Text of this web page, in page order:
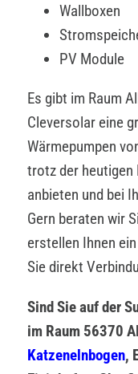
Wallboxen
PV Module
Es gibt im Raum
Cleversolar eine
Wärmepumpen
trotz der heutigen
anbieten und bei
Gern beraten wir
erstellen Ihnen
Sie direkt
Sind Sie auf der
im Raum 56370
Katzenelnbogen,